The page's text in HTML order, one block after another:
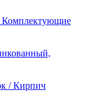
Комплектующие
/ Кирпич